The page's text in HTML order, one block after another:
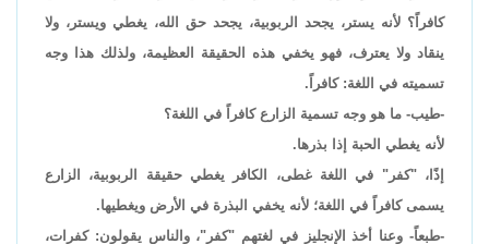
كافراً؟ لأنه يستر، يجحد الربوبية، يجحد حق الله، يغطي ويستر، ولا
ينقاد ولا يعترف، فهو يخفي هذه الحقيقة العظيمة، ولذلك هذا وجه
تسميته في اللغة: كافراً.
-طيب- ما هو وجه تسمية الزارع كافراً في اللغة؟
لأنه يغطي الحبة إذا بذرها.
إذًا، "كفر" في اللغة غطى، الكافر يغطي حقيقة الربوبية، الزارع
يسمى كافراً في اللغة؛ لأنه يخفي البذرة في الأرض ويغطيها.
-طبعاً- وعنا أخذ الإنجليز في لغتهم "كفر"، والناس يقولون: كفرات،